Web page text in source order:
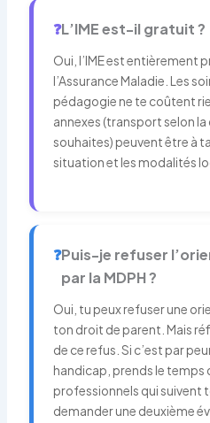
❓L’IME est-il gratuit ?
Oui, l’IME est entièrement
l’Assurance Maladie. Les
pédagogie ne te coûtent
annexes (transport selon la
souhaites) peuvent être à
situation et les modalités
❓Puis-je refuser
par la MDPH ?
Oui, tu peux refuser une
ton droit de parent. Mais
de ce refus. Si c’est par
handicap, prends le temps
professionnels qui suivent
demander une deuxième